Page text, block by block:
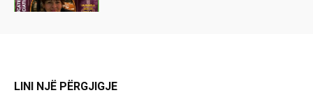
LINI NJË PËRGJIGJE